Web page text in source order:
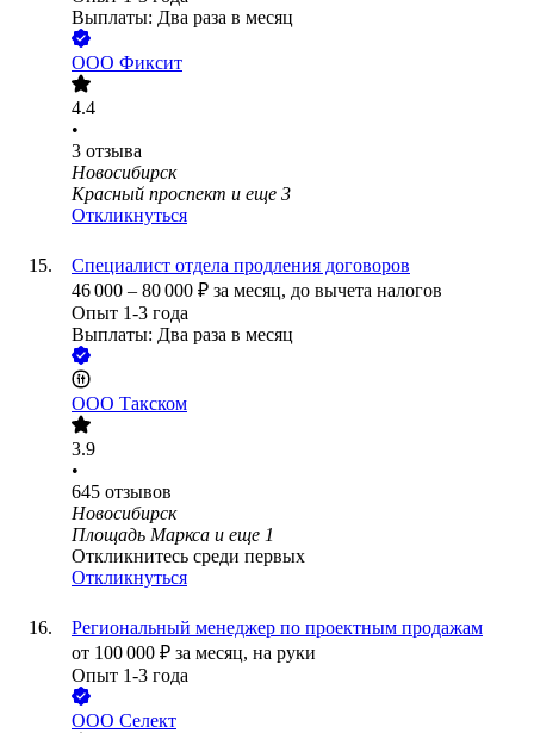
Выплаты: Два раза в месяц
ООО Фиксит
4.4
•
3 отзыва
Новосибирск
Красный проспект и еще 3
Откликнуться
Специалист отдела продления договоров
46 000 – 80 000 ₽ за месяц, до вычета налогов
Опыт 1-3 года
Выплаты: Два раза в месяц
ООО Такском
3.9
•
645 отзывов
Новосибирск
Площадь Маркса и еще 1
Откликнитесь среди первых
Откликнуться
Региональный менеджер по проектным продажам
от 100 000 ₽ за месяц, на руки
Опыт 1-3 года
ООО Селект